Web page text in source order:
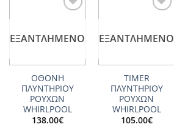
ΕΞΑΝΤΛΗΜΈΝΟ
ΟΘΟΝΗ
ΠΛΥΝΤΗΡΙΟΥ
ΡΟΥΧΩΝ
WHIRLPOOL
138.00€
ΕΞΑΝΤΛΗΜΈΝΟ
TIMER
ΠΛΥΝΤΗΡΙΟΥ
ΡΟΥΧΩΝ
WHIRLPOOL
105.00€